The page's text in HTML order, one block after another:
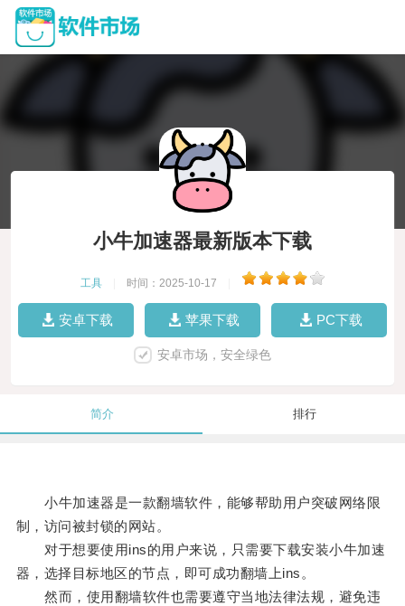
小牛加速器最新版本下载
工具 时间：2025-10-17
安卓下载 苹果下载 PC下载
安卓市场，安全绿色
简介 排行
小牛加速器是一款翻墙软件，能够帮助用户突破网络限
制，访问被封锁的网站。
对于想要使用ins的用户来说，只需要下载安装小牛加速
器，选择目标地区的节点，即可成功翻墙上ins。
然而，使用翻墙软件也需要遵守当地法律法规，避免违